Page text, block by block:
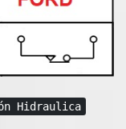
Hidraulica